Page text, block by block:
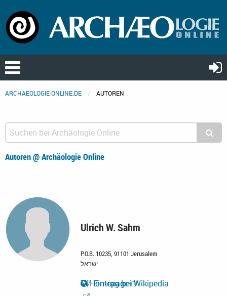
ARCHAEOLOGIE-ONLINE.DE AUTOREN
Autoren @ Archäologie Online
Ulrich W. Sahm
P.O.B. 10235, 91101 Jerusalem
ישראל
Homepage
Eintrag bei Wikipedia